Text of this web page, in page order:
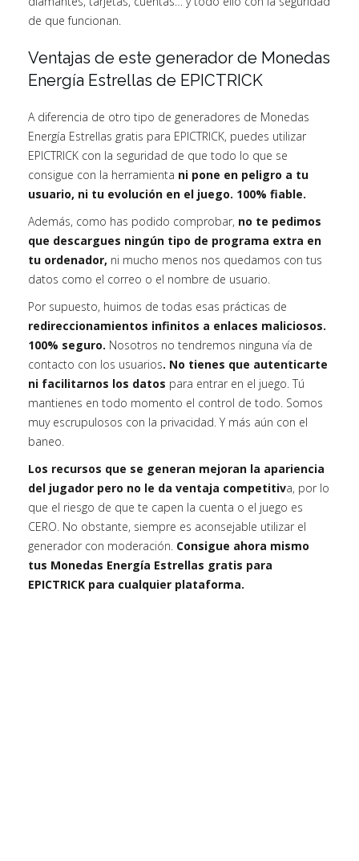
de que funcionan.
Ventajas de este generador de Monedas
Energía Estrellas de EPICTRICK
A diferencia de otro tipo de generadores de Monedas
Energía Estrellas gratis para EPICTRICK, puedes utilizar
EPICTRICK con la seguridad de que todo lo que se
consigue con la herramienta ni pone en peligro a tu
usuario, ni tu evolución en el juego. 100% fiable.
Además, como has podido comprobar, no te pedimos
que descargues ningún tipo de programa extra en
tu ordenador, ni mucho menos nos quedamos con tus
datos como el correo o el nombre de usuario.
Por supuesto, huimos de todas esas prácticas de
redireccionamientos infinitos a enlaces maliciosos.
100% seguro. Nosotros no tendremos ninguna vía de
contacto con los usuarios. No tienes que autenticarte
ni facilitarnos los datos para entrar en el juego. Tú
mantienes en todo momento el control de todo. Somos
muy escrupulosos con la privacidad. Y más aún con el
baneo.
Los recursos que se generan mejoran la apariencia
del jugador pero no le da ventaja competitiva, por lo
que el riesgo de que te capen la cuenta o el juego es
CERO. No obstante, siempre es aconsejable utilizar el
generador con moderación. Consigue ahora mismo
tus Monedas Energía Estrellas gratis para
EPICTRICK para cualquier plataforma.